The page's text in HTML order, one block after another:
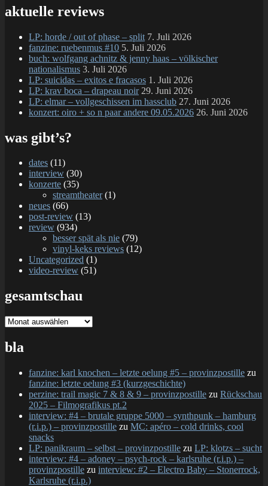
aktuelle reviews
LP: horde / out of phase – split 7. Juli 2026
fanzine: ruebenmus #10 5. Juli 2026
buch: wolfgang achnitz & jenny haas – völkischer
nationalismus 3. Juli 2026
LP: suicidas – exitos e fracasos 1. Juli 2026
LP: krav boca – drapeau noir 29. Juni 2026
LP: elmar – vollgeschissen im hassclub 27. Juni 2026
konzert: oiro + so n paar andere 09.05.2026 26. Juni 2026
was gibt’s?
dates (11)
interview (30)
konzerte (35)
streamtheater(1)
neues (66)
post-review (13)
review (934)
besser spät als nie (79)
vinyl-keks reviews (12)
Uncategorized (1)
video-review (51)
gesamtschau
gesamtschau
bla
fanzine: karl knochen – letzte oelung #5 – provinzpostille zu
fanzine: letzte oelung #3 (kurzgeschichte)
perzine: trail magic 7 & 8 & 9 – provinzpostille zu Rückschau
2025 – Filmografikus pt.2
interview: #4 – brutale gruppe 5000 – synthpunk – hamburg
(r.i.p.) – provinzpostille zu MC: apéro – cold drinks, cool
snacks
LP: panikraum – selbst – provinzpostille zu LP: klotzs – sucht
interview: #4 – adoney – psych-rock – karlsruhe (r.i.p.) –
provinzpostille zu interview: #2 – Electro Baby – Stonerrock,
Karlsruhe (r.i.p.)